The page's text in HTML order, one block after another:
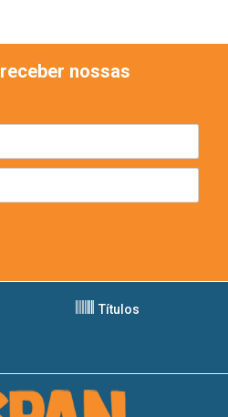
nossas
Títulos